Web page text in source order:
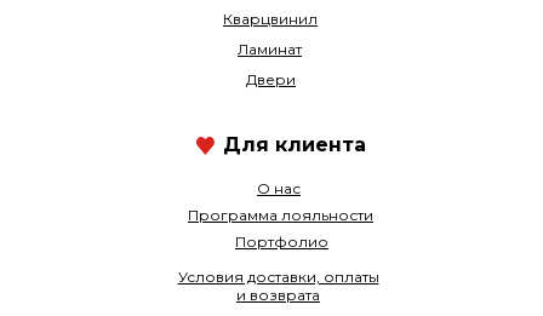
Кварцвинил
О нас
Ламинат
Программа лояльности
Двери
Портфолио
Условия доставки, оплаты
и возврата
Для клиента